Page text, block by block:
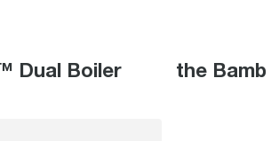
Dual Boiler the